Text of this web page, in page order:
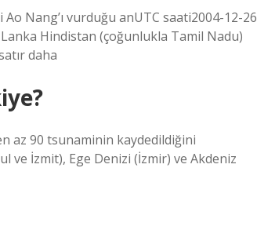
Nang’ı vurduğu anUTC saati2004-12-26
Hindistan (çoğunlukla Tamil Nadu)
daha
az 90 tsunaminin kaydedildiğini
ve İzmit), Ege Denizi (İzmir) ve Akdeniz